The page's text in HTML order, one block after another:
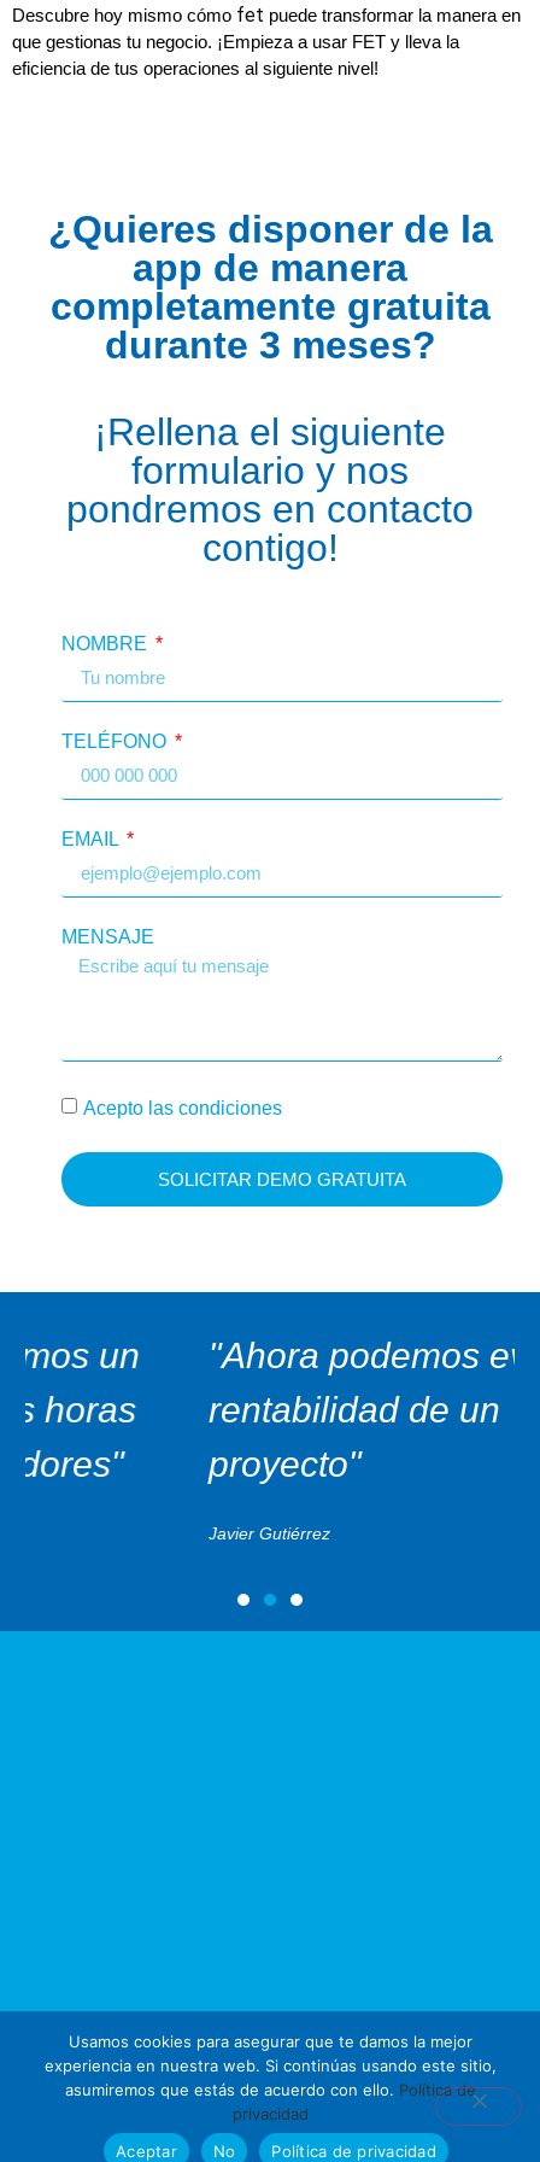
Descubre hoy mismo cómo fet puede transformar la manera en
que gestionas tu negocio. ¡Empieza a usar FET y lleva la
eficiencia de tus operaciones al siguiente nivel!
¿Quieres disponer de la
app de manera
completamente gratuita
durante 3 meses?
¡Rellena el siguiente
formulario y nos
pondremos en contacto
contigo!
NOMBRE
TELÉFONO
EMAIL
MENSAJE
Acepto las condiciones
SOLICITAR DEMO GRATUITA
"Ahora podemos evaluar la
rentabilidad de un
proyecto"
Usamos cookies para asegurar que te damos la mejor
experiencia en nuestra web. Si continúas usando este sitio,
asumiremos que estás de acuerdo con ello. Política de
privacidad
Aceptar
No Política de privacidad